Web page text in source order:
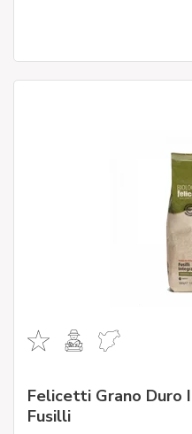
Felicetti Grano Duro
Fusilli